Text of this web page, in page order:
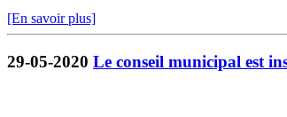
[En savoir plus]
29-05-2020 Le conseil municipal est